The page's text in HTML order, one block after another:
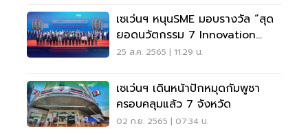
เซเว่นฯ หนุนSME มอบรางวัล “สุด
ยอดนวัตกรรม 7 Innovation
Awards 2022”
25 ส.ค. 2565 | 11:29 น.
เซเว่นฯ เดินหน้าปักหมุดกัมพูชา
ครอบคลุมแล้ว 7 จังหวัด
02 ก.ย. 2565 | 07:34 น.